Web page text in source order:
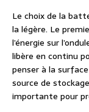
Le choix de la
la légère. Le
l’énergie sur
libère en continu
penser à la
source de
importante pour